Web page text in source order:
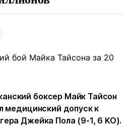
боксер Майк Тайсон
медицинский допуск к
Джейка Пола (9-1, 6 KO).